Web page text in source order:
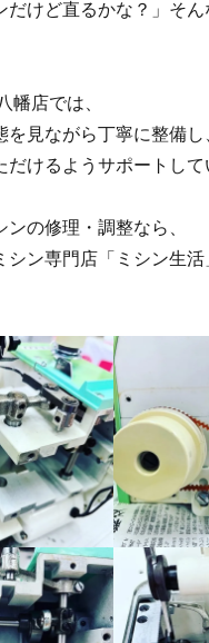
シ
だけど直るかな？」そ
幡店では、
を見ながら丁寧に整備
だけるようサポートして
の修理・調整なら、
シン専門店「ミシン生活